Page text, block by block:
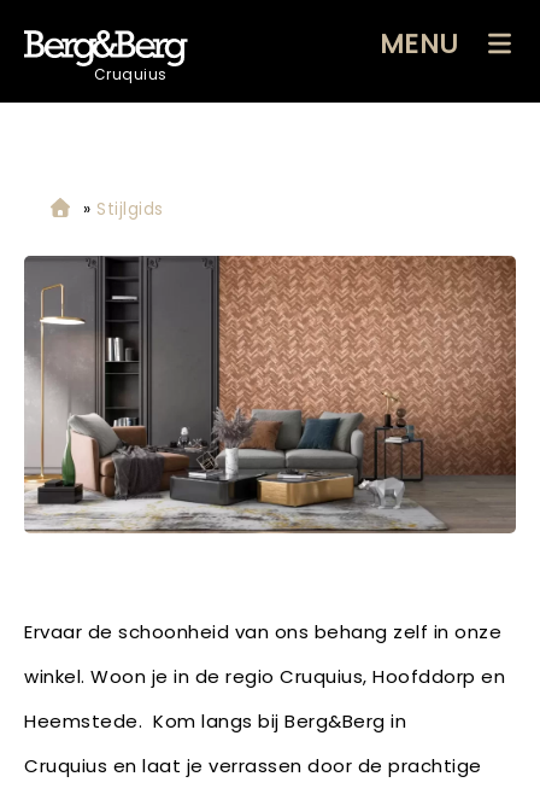
Cruquius
MENU
» Stijlgids
Ervaar de schoonheid van ons behang zelf in onze
winkel. Woon je in de regio Cruquius, Hoofddorp en
Heemstede. Kom langs bij Berg&Berg in
Cruquius en laat je verrassen door de prachtige